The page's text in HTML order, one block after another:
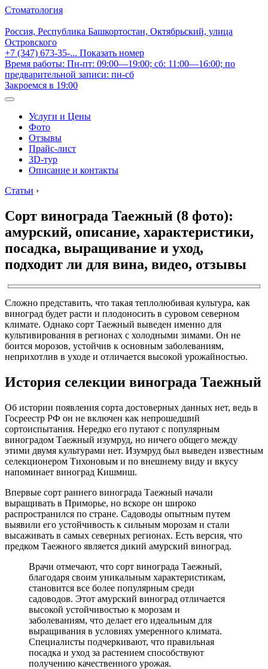
Стоматология
Россия, Республика Башкортостан, Октябрьский, улица
Островского
+7 (347) 673-35-... Показать номер
Время работы: Пн-пт: 09:00—19:00; сб: 11:00—16:00; по
предварительной записи: пн-сб
Закроемся в 19:00
Услуги и Цены
Фото
Отзывы
Прайс-лист
3D-тур
Описание и контакты
Статьи ›
Сорт винограда Таежный (8 фото):
амурский, описание, характеристики,
посадка, выращивание и уход,
подходит ли для вина, видео, отзывы
Сложно представить, что такая теплолюбивая культура, как
виноград будет расти и плодоносить в суровом северном
климате. Однако сорт Таежный выведен именно для
культивирования в регионах с холодными зимами. Он не
боится морозов, устойчив к основным заболеваниям,
неприхотлив в уходе и отличается высокой урожайностью.
История селекции винограда Таежный
Об истории появления сорта достоверных данных нет, ведь в
Госреестр РФ он не включен как непрошедший
сортоиспытания. Нередко его путают с популярным
виноградом Таежный изумруд, но ничего общего между
этими двумя культурами нет. Изумруд был выведен известным
селекционером Тихоновым и по внешнему виду и вкусу
напоминает виноград Кишмиш.
Впервые сорт раннего винограда Таежный начали
выращивать в Приморье, но вскоре он широко
распространился по стране. Садоводы опытным путем
выявили его устойчивость к сильным морозам и стали
высаживать в самых северных регионах. Есть версия, что
предком Таежного является дикий амурский виноград.
Врачи отмечают, что сорт винограда Таежный,
благодаря своим уникальным характеристикам,
становится все более популярным среди
садоводов. Этот амурский виноград отличается
высокой устойчивостью к морозам и
заболеваниям, что делает его идеальным для
выращивания в условиях умеренного климата.
Специалисты подчеркивают, что правильная
посадка и уход за растением способствуют
получению качественного урожая.